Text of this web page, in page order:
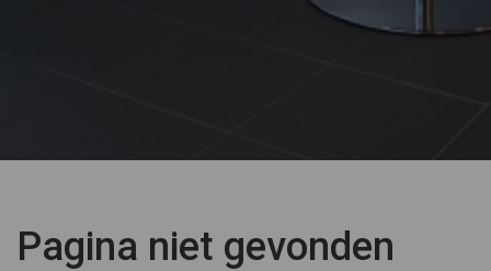
Pagina niet gevonden